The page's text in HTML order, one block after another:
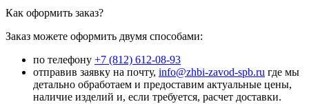
Как оформить заказ?
Заказ можете оформить двумя способами:
по телефону +7 (812) 612-08-93
отправив заявку на почту, info@zhbi-zavod-spb.ru где мы
детально обработаем и предоставим актуальные цены,
наличие изделий и, если требуется, расчет доставки.